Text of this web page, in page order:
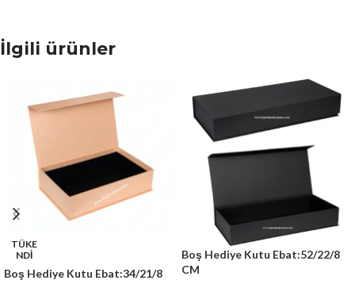
İlgili ürünler
TÜKE
NDİ
Boş Hediye Kutu Ebat:34/21/8
Boş Hediye Kutu Ebat:52/22/8
CM